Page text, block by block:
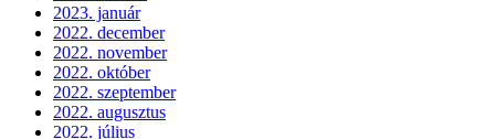
2023. január
2022. december
2022. november
2022. október
2022. szeptember
2022. augusztus
2022. július